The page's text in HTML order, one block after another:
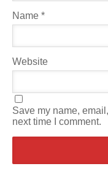
Name *
Website
Save my name,
next time I comment.